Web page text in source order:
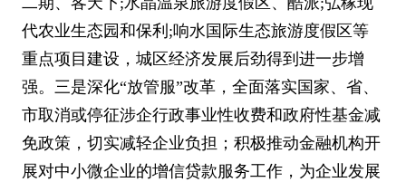
代农业生态园和保利 ;响水国际生态旅游度假区等
重点项目建设，城区经济发展后劲得到进一步增
强。三是深化“放管服”改革，全面落实国家、省、
市取消或停征涉企行政事业性收费和政府性基金减
免政策，切实减轻企业负担；积极推动金融机构开
展对中小微企业的增信贷款服务工作，为企业发展